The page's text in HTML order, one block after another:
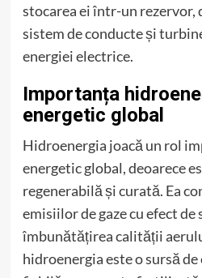
stocarea ei într-un
sistem de conducte și
energiei electrice.
Importanța
energetic global
Hidroenergia joacă un rol
energetic global, deoarece
regenerabilă și curată. Ea
emisiilor de gaze cu efect de
îmbunătățirea calității
hidroenergia este o sursă